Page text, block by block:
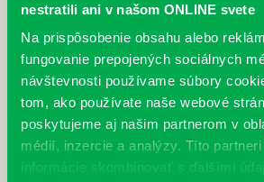
nestratili ani v našom ONLINE svete
Na prispôsobenie obsahu alebo
fungovanie prepojených sociálnych
návštevnosti používame súbory
tom, ako používate naše webové
poskytujeme aj našim partnerom v
médií, inzercie a analýzy. Títo
informácie skombinovať s ďalšími